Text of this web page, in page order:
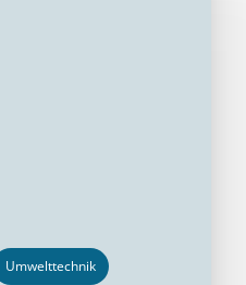
Umwelttechnik